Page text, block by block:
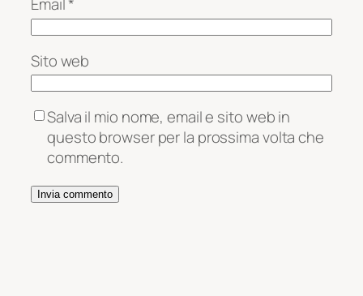
Email*
Sito web
Salva il mio nome, email e sito web in
questo browser per la prossima volta che
commento.